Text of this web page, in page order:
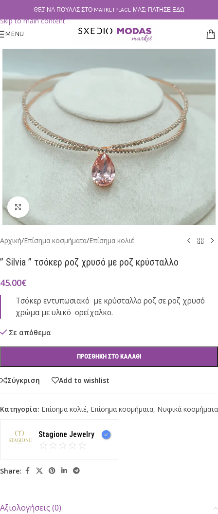
Skip to navigation
Skip to main content
ΘΕΣ ΝΑ ΠΟΥΛΆΣ ΣΤΟ MARKETPLACE ΜΑΣ; ΠΆΤΗΣΕ ΕΔΏ
MENU
Click to enlarge
Αρχική/Επίσημα κοσμήματα/Επίσημα κολιέ
” Silvia ” τσόκερ ροζ χρυσό με ροζ κρύσταλλο
45.00€
Τσόκερ εντυπωσιακό με κρύσταλλο ροζ σε ροζ χρυσό
χρώμα με υλικό ορείχαλκο.
Σε απόθεμα
ΠΡΟΣΘΉΚΗ ΣΤΟ ΚΑΛΆΘΙ
Σύγκριση Add to wishlist
Κατηγορία: Επίσημα κολιέ, Επίσημα κοσμήματα, Νυφικά κοσμήματα
Stagione Jewelry
Share:
Αξιολογήσεις (0)